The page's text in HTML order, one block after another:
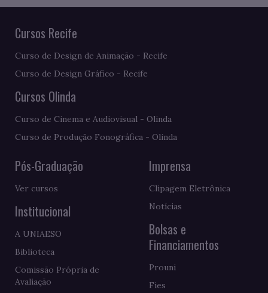
Cursos Recife
Curso de Design de Animação - Recife
Curso de Design Gráfico - Recife
Cursos Olinda
Curso de Cinema e Audiovisual - Olinda
Curso de Produção Fonográfica - Olinda
Pós-Graduação
Ver cursos
Institucional
A UNIAESO
Biblioteca
Comissão Própria de
Avaliação
Imprensa
Clipagem Eletrônica
Notícias
Bolsas e
Financiamentos
Prouni
Fies